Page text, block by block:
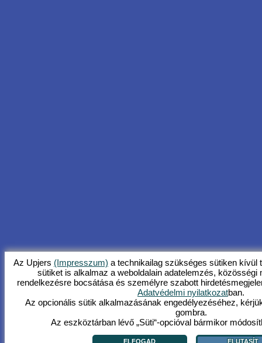
Az Upjers (Impresszum) a technikailag szükséges sütiken kívül
sütiket is alkalmaz a weboldalain adatelemzés, közösségi
rendelkezésre bocsátása és személyre szabott
Adatvédelmi nyilatkozatban.
Az opcionális sütik alkalmazásának engedélyezéséhez,
gombra.
Az eszköztárban lévő „Süti“-opcióval bármikor
ELFOGAD ELUTASÍT